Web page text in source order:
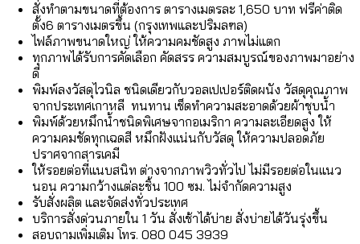
สั่งทำตามขนาดที่ต้องการ ตารางเมตรละ 1,650 บาท ฟรีค่าติด
ตั้ง6 ตารางเมตรขึ้น (กรุงเทพและปริมลฑล)
ไฟล์ภาพขนาดใหญ่ ให้ความคมชัดสูง ภาพไม่แตก
ทุกภาพได้รับการคัดเลือก คัดสรร ความสมบูรณ์ของภาพมาอย่าง
ดี
พิมพ์ลงวัสดุไวนิล ชนิดเดียวกับวอลเปเปอร์ติดผนัง วัสดุคุณภาพ
จากประเทศเกาหลี ทนทาน เช็ดทำความสะอาดด้วยผ้าชุบน้ำ
พิมพ์ด้วยหมึกน้ำชนิดพิเศษจากอเมริกา ความละเอียดสูง ให้
ความคมชัดทุกเฉดสี หมึกฝังแน่นกับวัสดุ ให้ความปลอดภัย
ปราศจากสารเคมี
ให้รอยต่อที่แนบสนิท ต่างจากภาพวิวทั่วไป ไม่มีรอยต่อในแนว
นอน ความกว้างแต่ละชิ้น 100 ซม. ไม่จำกัดความสูง
รับสั่งผลิต และจัดส่งทั่วประเทศ
บริการสั่งด่วนภายใน 1 วัน สั่งเช้าได้บ่าย สั่งบ่ายได้วันรุ่งขึ้น
สอบถามเพิ่มเติม โทร. 080 045 3939